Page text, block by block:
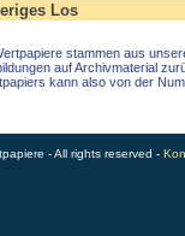
Los
stammen aus
auf Archivmaterial
kann also von der
- All rights reserved -